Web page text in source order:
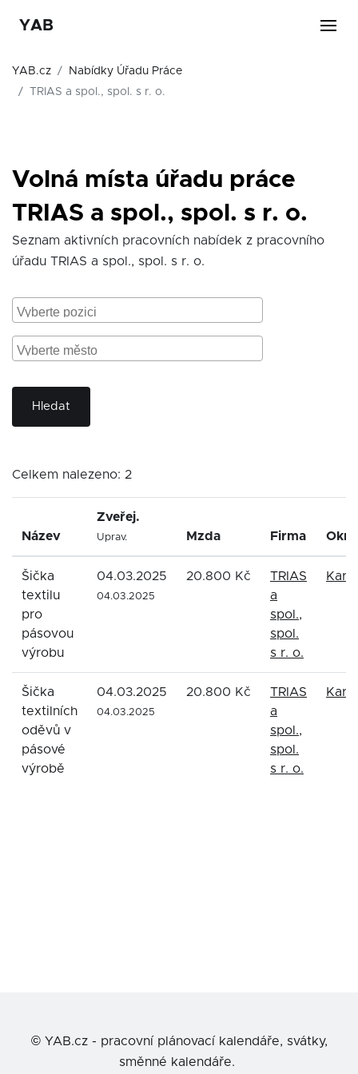
YAB
YAB.cz
Nabídky Úřadu Práce
TRIAS a spol., spol. s r. o.
Volná místa úřadu práce
TRIAS a spol., spol. s r. o.
Seznam aktivních pracovních nabídek z pracovního
úřadu TRIAS a spol., spol. s r. o.
Hledat
Celkem nalezeno: 2
Název
Zveřej.
Uprav. Mzda Firma
Šička
textilu
pro
pásovou
výrobu
04.03.2025
04.03.2025
20.800 Kč
TRIAS
a
spol.,
spol.
s r. o.
Šička
textilních
oděvů v
pásové
výrobě
04.03.2025
04.03.2025
20.800 Kč
TRIAS
a
spol.,
spol.
s r. o.
© YAB.cz - pracovní plánovací kalendáře, svátky,
směnné kalendáře.